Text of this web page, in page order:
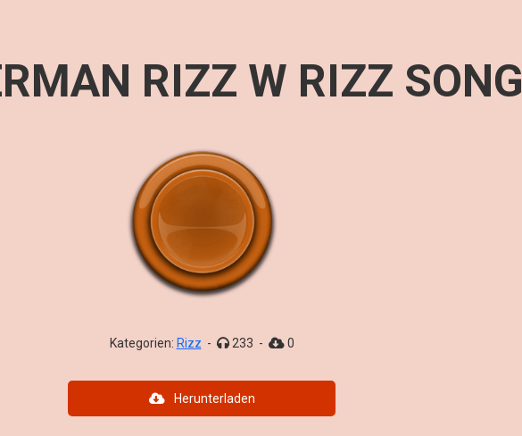
RIZZ W RIZZ SONG
Kategorien: Rizz - 233 - 0
Herunterladen